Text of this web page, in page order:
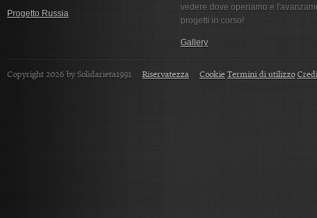
Progetto Russia
vedere dove operiamo e
progetti in corso!
Gallery
Copyright 2026 by Solidarieta1991 Riservatezza Cookie Termini di utilizzo